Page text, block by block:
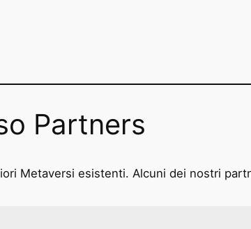
Partners
Metaversi esistenti. Alcuni dei nostri